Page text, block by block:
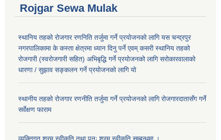
Rojgar Sewa Mulak
स्थानिय तहको रोजगार रणनिति तर्जुमा गर्ने प्रयोजनको लागि यस चन्द्रपुर
नगरपालिकामा के कस्ता क्षेत्रमा ध्यान दिनु पर्ने एवम् कसरी स्थानिय तहको
रोजगारी (स्वरोजगारी सहित) अभिबृद्धि गर्ने प्रयोजनको लागि सरोकारवालाको
धारणा / सुझाव सङ्कलन गर्ने प्रयोजनको लागि यो
स्थानीय तहको रोजगार रणनीति तर्जुमा गर्ने प्रयोजनको लागि रोजगारदातासँग गर्ने
सर्वेक्षण फाराम
व्यक्तिगत श्रम स्वीकृति तथा पुनः श्रम स्वीकृति सम्बन्धमा ।